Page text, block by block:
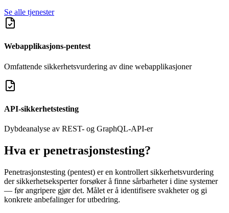
Se alle tjenester
Webapplikasjons-pentest
Omfattende sikkerhetsvurdering av dine webapplikasjoner
API-sikkerhetstesting
Dybdeanalyse av REST- og GraphQL-API-er
Hva er penetrasjonstesting?
Penetrasjonstesting (pentest) er en kontrollert sikkerhetsvurdering
der sikkerhetseksperter forsøker å finne sårbarheter i dine systemer
— før angripere gjør det. Målet er å identifisere svakheter og gi
konkrete anbefalinger for utbedring.